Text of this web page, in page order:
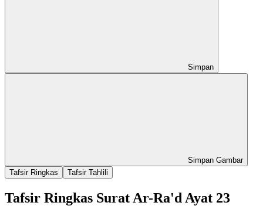
Simpan
Simpan Gambar
Tafsir Ringkas
Tafsir Tahlili
Tafsir Ringkas Surat Ar-Ra'd Ayat 23